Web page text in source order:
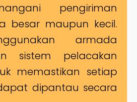
pengiriman
besar maupun kecil.
armada
sistem pelacakan
memastikan setiap
dipantau secara